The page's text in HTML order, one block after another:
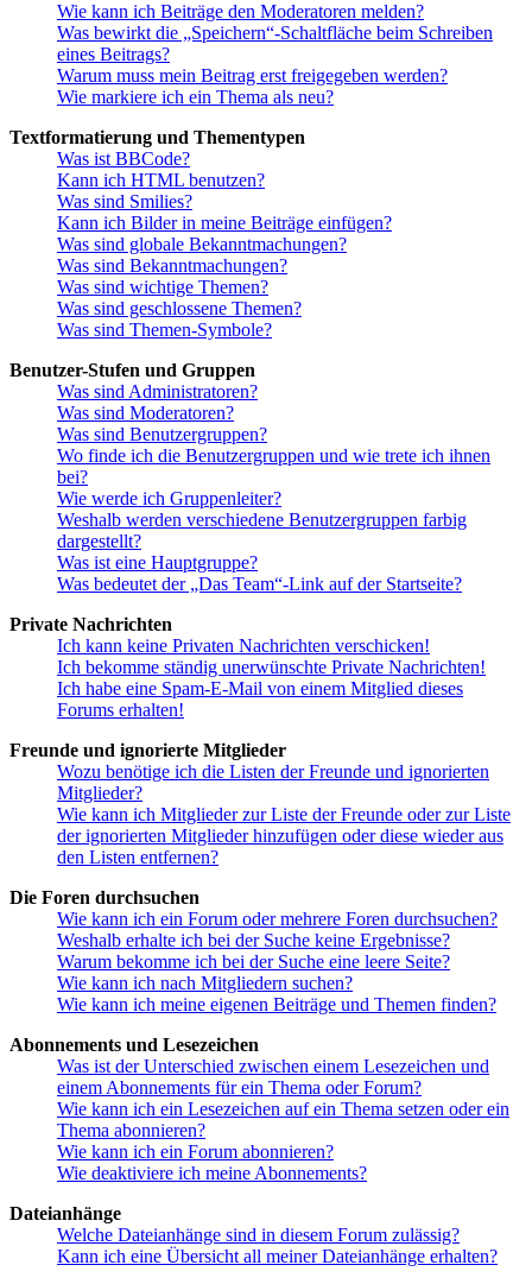
Wie kann ich Beiträge den Moderatoren melden?
Was bewirkt die „Speichern“-Schaltfläche beim Schreiben
eines Beitrags?
Warum muss mein Beitrag erst freigegeben werden?
Wie markiere ich ein Thema als neu?
Textformatierung und Thementypen
Was ist BBCode?
Kann ich HTML benutzen?
Was sind Smilies?
Kann ich Bilder in meine Beiträge einfügen?
Was sind globale Bekanntmachungen?
Was sind Bekanntmachungen?
Was sind wichtige Themen?
Was sind geschlossene Themen?
Was sind Themen-Symbole?
Benutzer-Stufen und Gruppen
Was sind Administratoren?
Was sind Moderatoren?
Was sind Benutzergruppen?
Wo finde ich die Benutzergruppen und wie trete ich ihnen
bei?
Wie werde ich Gruppenleiter?
Weshalb werden verschiedene Benutzergruppen farbig
dargestellt?
Was ist eine Hauptgruppe?
Was bedeutet der „Das Team“-Link auf der Startseite?
Private Nachrichten
Ich kann keine Privaten Nachrichten verschicken!
Ich bekomme ständig unerwünschte Private Nachrichten!
Ich habe eine Spam-E-Mail von einem Mitglied dieses
Forums erhalten!
Freunde und ignorierte Mitglieder
Wozu benötige ich die Listen der Freunde und ignorierten
Mitglieder?
Wie kann ich Mitglieder zur Liste der Freunde oder zur Liste
der ignorierten Mitglieder hinzufügen oder diese wieder aus
den Listen entfernen?
Die Foren durchsuchen
Wie kann ich ein Forum oder mehrere Foren durchsuchen?
Weshalb erhalte ich bei der Suche keine Ergebnisse?
Warum bekomme ich bei der Suche eine leere Seite?
Wie kann ich nach Mitgliedern suchen?
Wie kann ich meine eigenen Beiträge und Themen finden?
Abonnements und Lesezeichen
Was ist der Unterschied zwischen einem Lesezeichen und
einem Abonnements für ein Thema oder Forum?
Wie kann ich ein Lesezeichen auf ein Thema setzen oder ein
Thema abonnieren?
Wie kann ich ein Forum abonnieren?
Wie deaktiviere ich meine Abonnements?
Dateianhänge
Welche Dateianhänge sind in diesem Forum zulässig?
Kann ich eine Übersicht all meiner Dateianhänge erhalten?